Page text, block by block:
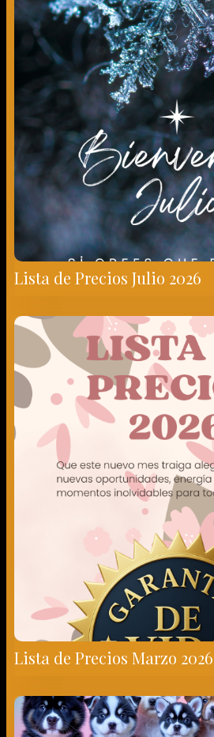
Lista de Precios Julio 2026
Lista de Precios Marzo 2026